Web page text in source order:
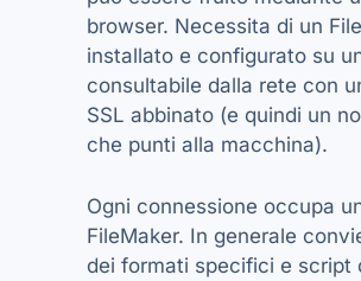
browser. Necessita di un
installato e configurato su
consultabile dalla rete con
SSL abbinato (e quindi un
che punti alla macchina).
Ogni connessione occupa
FileMaker. In generale
dei formati specifici e script